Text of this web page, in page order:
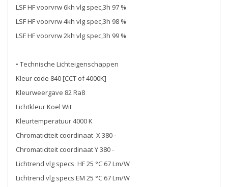
LSF HF voorvrw 6kh vlg spec,3h 97 %
LSF HF voorvrw 4kh vlg spec,3h 98 %
LSF HF voorvrw 2kh vlg spec,3h 99 %
• Technische Lichteigenschappen
Kleur code 840 [CCT of 4000K]
Kleurweergave 82 Ra8
Lichtkleur Koel Wit
Kleurtemperatuur 4000 K
Chromaticiteit coordinaat X 380 -
Chromaticiteit coordinaat Y 380 -
Lichtrend vlg specs HF 25 °C 67 Lm/W
Lichtrend vlg specs EM 25 °C 67 Lm/W